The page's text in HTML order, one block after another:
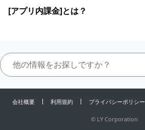
[アプリ内課金]とは？
会社概要 利用規約 プライバシーポリシー
© LY Corporation